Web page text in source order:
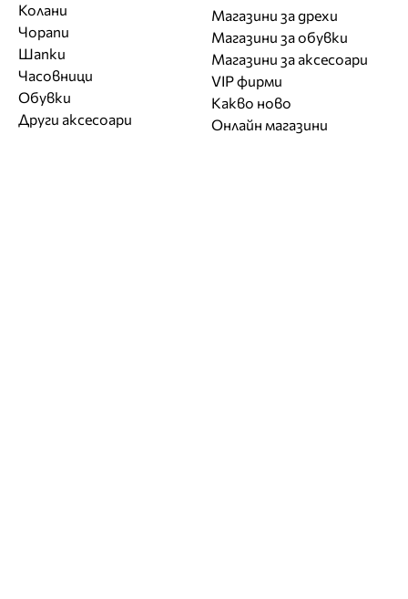
Колани
Чорапи
Шапки
Часовници
Обувки
Други аксесоари
Магазини за дрехи
Магазини за обувки
Магазини за aксесоари
VIP фирми
Какво ново
Онлайн магазини